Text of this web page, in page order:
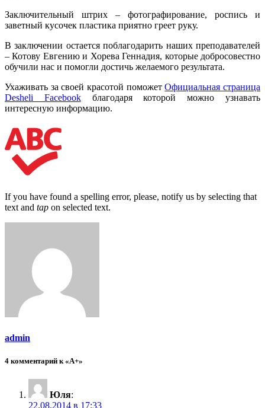
Заключительный штрих – фотографирование, роспись и
заветный кусочек пластика приятно греет руку.
В заключении остается поблагодарить наших преподавателей
– Котову Евгению и Хорева Геннадия, которые добросовестно
обучили нас и помогли достичь желаемого результата.
Ухаживать за своей красотой поможетОфициальная страница
Desheli Facebookблагодаря которой можно узнавать
интересную информацию.
If you have found a spelling error, please, notify us by selecting that
text and tap on selected text.
admin
4 комментарий к «A+»
Юля:
22.08.2014 в 17:33